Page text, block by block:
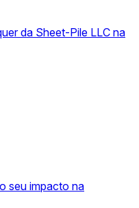
da Sheet-Pile LLC na
seu impacto na